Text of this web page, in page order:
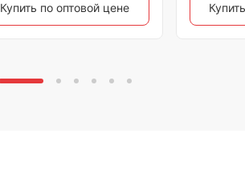
Купить по оптовой цене